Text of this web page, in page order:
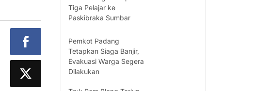
Tiga Pelajar ke
Paskibraka Sumbar
Pemkot Padang
Tetapkan Siaga Banjir,
Evakuasi Warga Segera
Dilakukan